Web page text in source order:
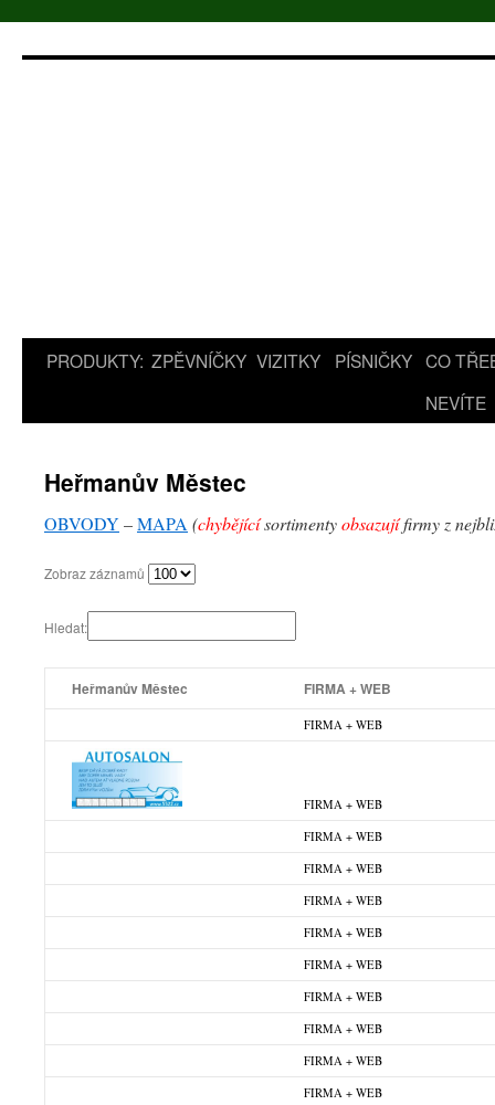
PRODUKTY: ZPĚVNÍČKY VIZITKY PÍSNIČKY CO
NEVÍTE
Heřmanův Městec
OBVODY –MAPA (chybějícísortimentyobsazujífirmy z
Zobraz záznamů
Hledat:
Heřmanův Městec FIRMA + WEB
FIRMA + WEB
FIRMA + WEB
FIRMA + WEB
FIRMA + WEB
FIRMA + WEB
FIRMA + WEB
FIRMA + WEB
FIRMA + WEB
FIRMA + WEB
FIRMA + WEB
FIRMA + WEB